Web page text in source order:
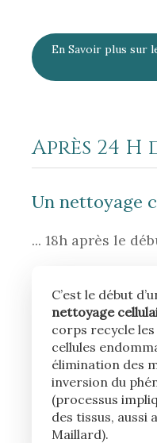
En Savoir plus sur
Après 24 H
Un nettoyage
... 18h après le
C’est le début
nettoyage
corps recycle
cellules
élimination des
inversion du
(processus
des tissus, aussi
Maillard).